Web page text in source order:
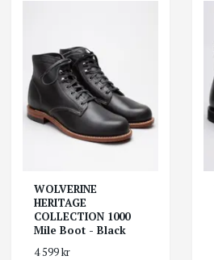
WOLVERINE
HERITAGE
COLLECTION 1000
Mile Boot - Black
4 599 kr